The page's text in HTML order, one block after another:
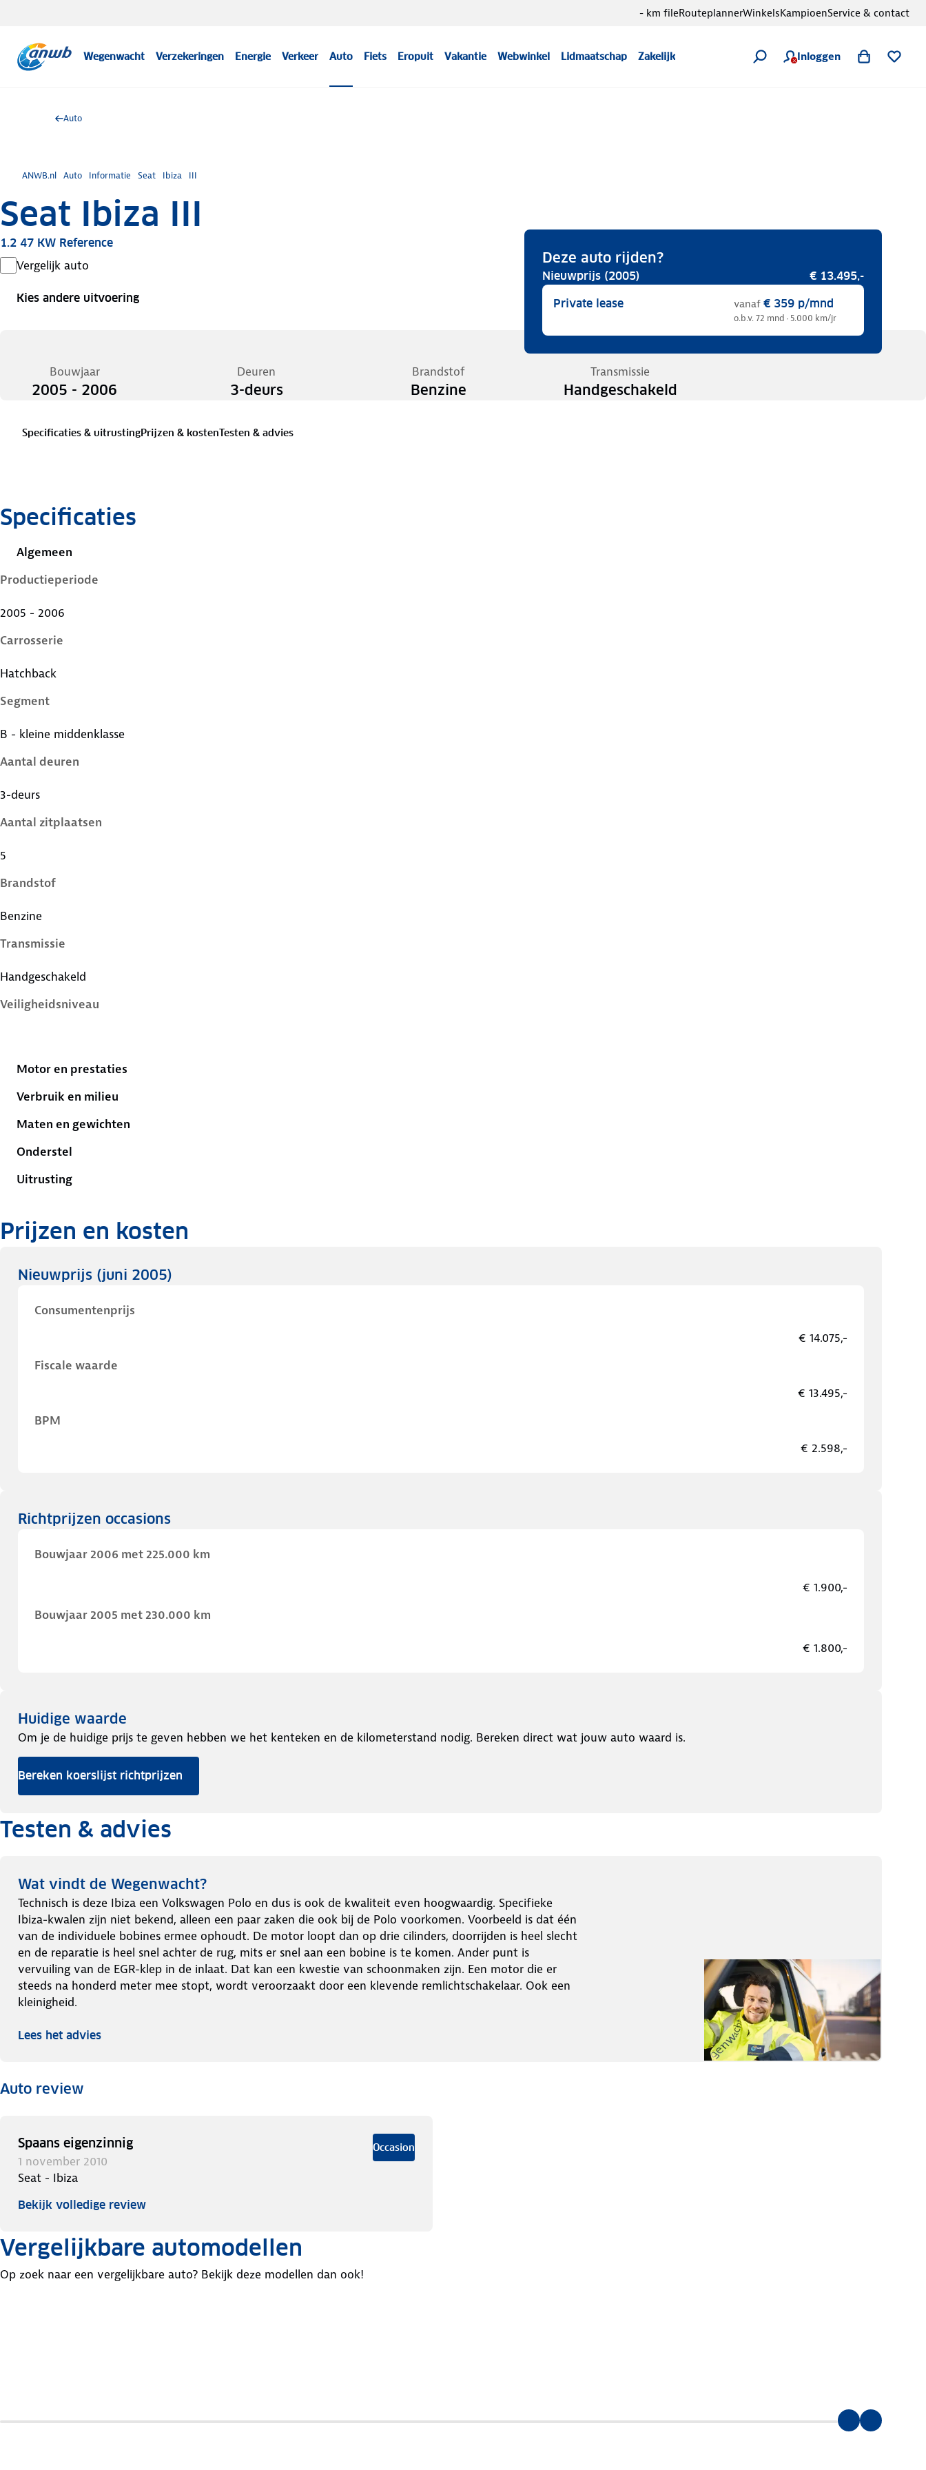
Wegenwacht Verzekeringen Energie Verkeer Auto Fiets Eropuit Vakantie Webwinkel Lidmaatschap Zakelijk Inloggen
- km fileRouteplannerWinkelsKampioenService & contact
Auto
ANWB.nl Auto Informatie Seat Ibiza III
Seat Ibiza III
1.2 47 KW Reference
Vergelijk auto
Kies andere uitvoering
Deze auto rijden?
Nieuwprijs (2005)
€ 13.495,-
Private lease
vanaf € 359p/mnd
o.b.v. 72 mnd · 5.000 km/jr
Bouwjaar
2005 - 2006
Deuren
3-deurs
Brandstof
Benzine
Transmissie
Handgeschakeld
Specificaties & uitrustingPrijzen & kostenTesten & advies
Specificaties
Algemeen
Productieperiode
2005 - 2006
Carrosserie
Hatchback
Segment
B - kleine middenklasse
Aantal deuren
3-deurs
Aantal zitplaatsen
5
Brandstof
Benzine
Transmissie
Handgeschakeld
Veiligheidsniveau
Motor en prestaties
Verbruik en milieu
Maten en gewichten
Onderstel
Uitrusting
Prijzen en kosten
Nieuwprijs (juni 2005)
Consumentenprijs
€ 14.075,-
Fiscale waarde
€ 13.495,-
BPM
€ 2.598,-
Richtprijzen occasions
Bouwjaar 2006 met 225.000 km
€ 1.900,-
Bouwjaar 2005 met 230.000 km
€ 1.800,-
Huidige waarde
Om je de huidige prijs te geven hebben we het kenteken en de kilometerstand nodig. Bereken direct wat jouw auto waard is.
Bereken koerslijst richtprijzen
Testen & advies
Wat vindt de Wegenwacht?
Technisch is deze Ibiza een Volkswagen Polo en dus is ook de kwaliteit even hoogwaardig. Specifieke
Ibiza-kwalen zijn niet bekend, alleen een paar zaken die ook bij de Polo voorkomen. Voorbeeld is dat één
van de individuele bobines ermee ophoudt. De motor loopt dan op drie cilinders, doorrijden is heel slecht
en de reparatie is heel snel achter de rug, mits er snel aan een bobine is te komen. Ander punt is
vervuiling van de EGR-klep in de inlaat. Dat kan een kwestie van schoonmaken zijn. Een motor die er
steeds na honderd meter mee stopt, wordt veroorzaakt door een klevende remlichtschakelaar. Ook een
kleinigheid.
Lees het advies
Auto review
Spaans eigenzinnig
1 november 2010
Occasion
Seat - Ibiza
Bekijk volledige review
Vergelijkbare automodellen
Op zoek naar een vergelijkbare auto? Bekijk deze modellen dan ook!